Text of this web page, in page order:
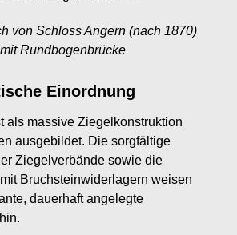
von Schloss Angern (nach 1870)
mit Rundbogenbrücke
Einordnung
als massive Ziegelkonstruktion
ausgebildet. Die sorgfältige
Ziegelverbände sowie die
Bruchsteinwiderlagern weisen
dauerhaft angelegte